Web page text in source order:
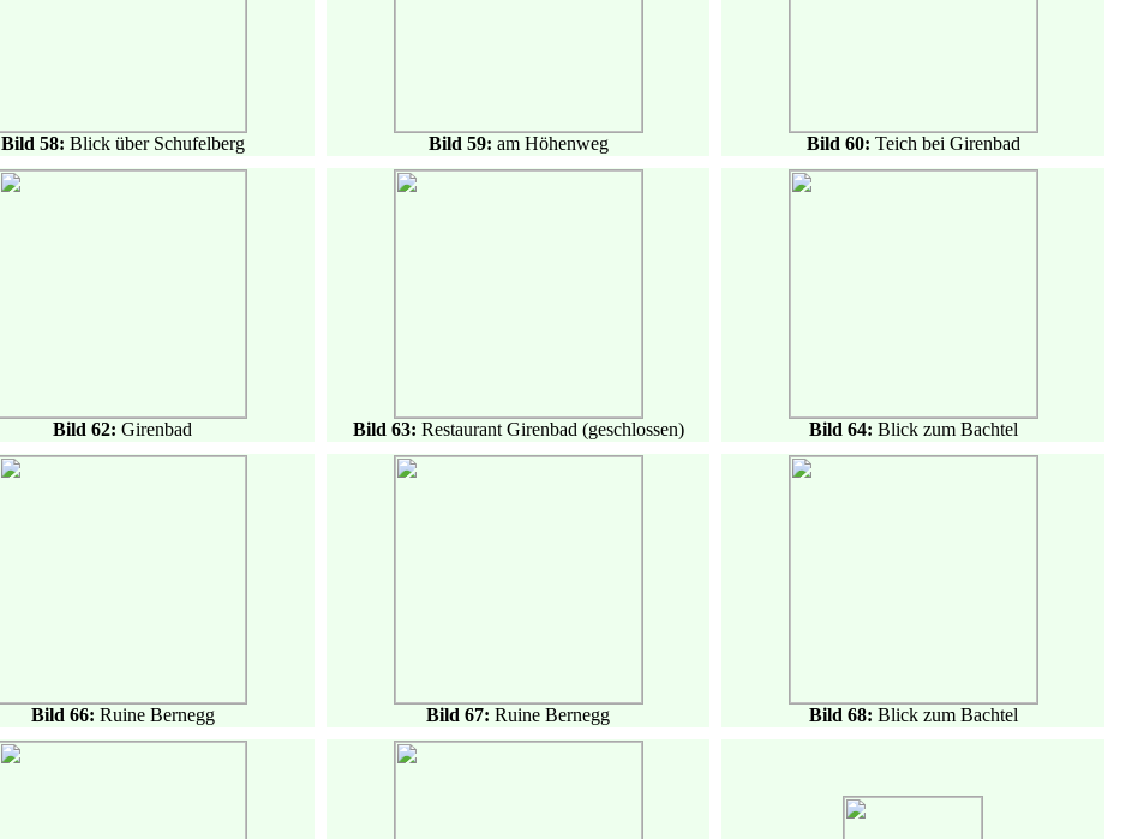
Bild 58: Blick über Schufelberg Bild 59: am Höhenweg Bild 60: Teich bei Girenbad
Bild 62: Girenbad Bild 63: Restaurant Girenbad (geschlossen) Bild 64: Blick zum Bachtel
Bild 66: Ruine Bernegg Bild 67: Ruine Bernegg Bild 68: Blick zum Bachtel